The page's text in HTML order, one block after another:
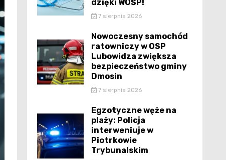
dzięki WOŚP!
7 sierpnia 2026
Nowoczesny samochód
ratowniczy w OSP
Lubowidza zwiększa
bezpieczeństwo gminy
Dmosin
7 sierpnia 2026
Egzotyczne węże na
plaży: Policja
interweniuje w
Piotrkowie
Trybunalskim